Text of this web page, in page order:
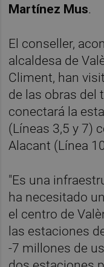
Martínez Mus.
El conseller,
alcaldesa de
Climent, han
de las obras del
conectará la
(Líneas 3,5 y 7)
Alacant (Línea
"Es una
ha necesitado
el centro de
las estaciones
-7 millones de